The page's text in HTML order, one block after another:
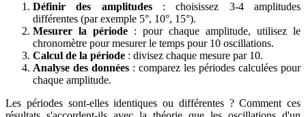
Définir des amplitudes: choisissez 3-4 amplitudes
différentes (par exemple 5°, 10°, 15°).
Mesurer la période : pour chaque amplitude, utilisez le
chronomètre pour mesurer le temps pour 10 oscillations.
Calcul de la période : divisez chaque mesure par 10.
Analyse des données : comparez les périodes calculées pour
chaque amplitude.
Les périodes sont-elles identiques ou différentes ? Comment ces